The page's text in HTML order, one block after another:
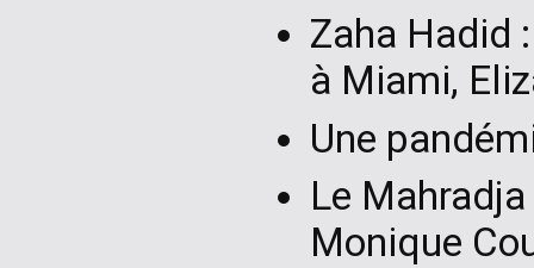
Zaha Hadid
à Miami,
Une
Le
Monique